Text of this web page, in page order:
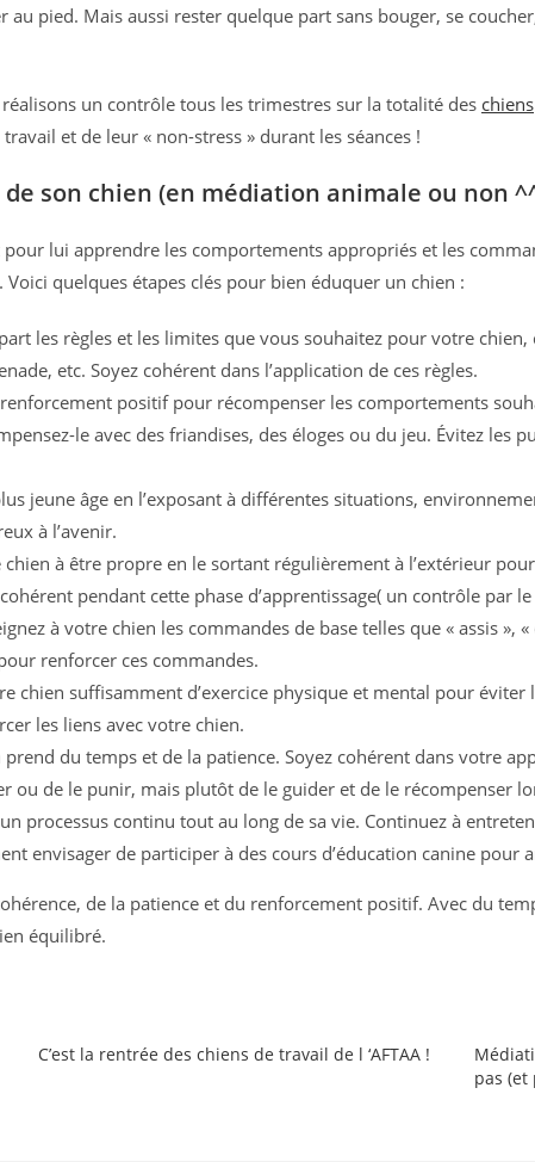
pied. Mais aussi rester quelque part sans bouger, se
un contrôle tous les trimestres sur la totalité des chiens
travail et de leur « non-stress » durant les séances !
son chien (en médiation animale ou non
lui apprendre les comportements appropriés et les
quelques étapes clés pour bien éduquer un chien :
les règles et les limites que vous souhaitez pour votre
etc. Soyez cohérent dans l’application de ces règles.
positif pour récompenser les comportements
le avec des friandises, des éloges ou du jeu. Évitez les
jeune âge en l’exposant à différentes situations,
à l’avenir.
à être propre en le sortant régulièrement à l’extérieur
pendant cette phase d’apprentissage( un contrôle par
à votre chien les commandes de base telles que « assis »,
renforcer ces commandes.
chien suffisamment d’exercice physique et mental pour
les liens avec votre chien.
prend du temps et de la patience. Soyez cohérent dans votre
ou de le punir, mais plutôt de le guider et de le récompenser
processus continu tout au long de sa vie. Continuez à
envisager de participer à des cours d’éducation canine
de la patience et du renforcement positif. Avec du
équilibré.
C’est la rentrée des chiens de travail de l ‘AFTAA !
pas